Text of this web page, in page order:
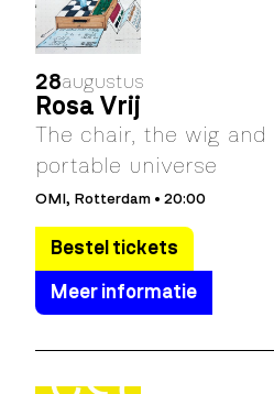
28augustus
Rosa Vrij
The chair, the wig and
portable universe
OMI, Rotterdam • 20:00
Bestel tickets
Meer informatie